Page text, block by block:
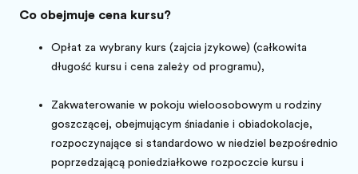
Co obejmuje cena kursu?
Opłatę za wybrany kurs (zajęcia językowe) (całkowita
długość kursu i cena zależy od programu),
Zakwaterowanie w pokoju wieloosobowym u rodziny
goszczącej, obejmującym śniadanie i obiadokolacje,
rozpoczynające się standardowo w niedzielę bezpośrednio
poprzedzającą poniedziałkowe rozpoczęcie kursu i